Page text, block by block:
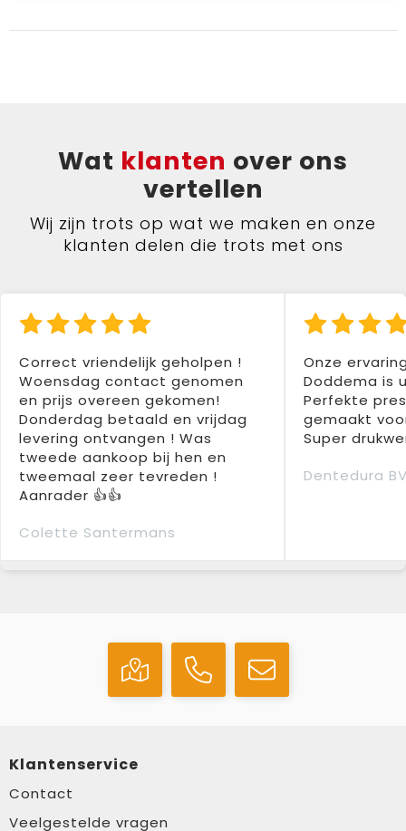
Wat klanten over ons
vertellen
Wij zijn trots op wat we maken en onze
klanten delen die trots met ons
Correct vriendelijk geholpen !
Woensdag contact genomen
en prijs overeen gekomen!
Donderdag betaald en vrijdag
levering ontvangen ! Was
tweede aankoop bij hen en
tweemaal zeer tevreden !
Aanrader 👍👍
Colette Santermans
Onze
Doddema is
Perfekte
gemaakt
Super
Dentedura
Klantenservice
Contact
Veelgestelde vragen